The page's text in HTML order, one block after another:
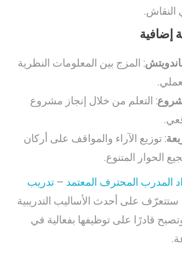
إضافية
: المزج بين المعلومات النظرية
: التعلم من خلال إنجاز مشروع
: توزيع الآراء والمواقف على أركان
الحوار المتنوع.
المدرب المحترف المعتمد –تدريب
ستتعرّف على أحدث الأساليب التدريبية
قادرًا على توظيفها بفعالية في